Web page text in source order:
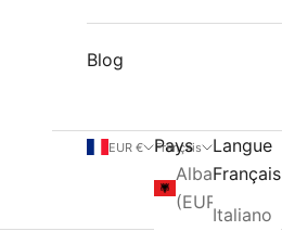
Blog
EUR €
Pays
Albanie
Français
Langue
Français
Italiano